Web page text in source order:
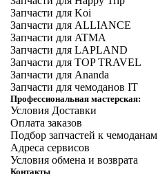
Запчасти для Koi
Запчасти для ALLIANCE
Запчасти для ATMA
Запчасти для LAPLAND
Запчасти для TOP TRAVEL
Запчасти для Ananda
Запчасти для чемоданов IT
Профессиональная мастерская:
Условия Доставки
Оплата заказов
Подбор запчастей к чемоданам
Адреса сервисов
Условия обмена и возврата
Контакты